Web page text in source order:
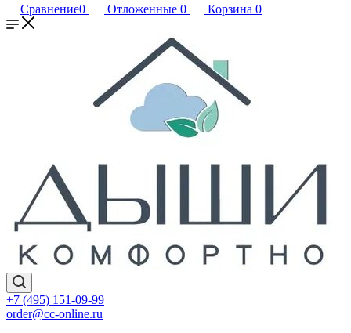
Сравнение0 Отложенные 0 Корзина 0
+7 (495) 151-09-99
order@cc-online.ru